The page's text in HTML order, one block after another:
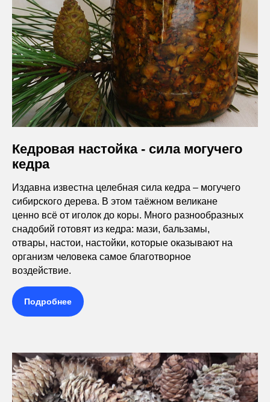
Кедровая настойка - сила могучего
кедра
Издавна известна целебная сила кедра – могучего
сибирского дерева. В этом таёжном великане
ценно всё от иголок до коры. Много разнообразных
снадобий готовят из кедра: мази, бальзамы,
отвары, настои, настойки, которые оказывают на
организм человека самое благотворное
воздействие.
Подробнее